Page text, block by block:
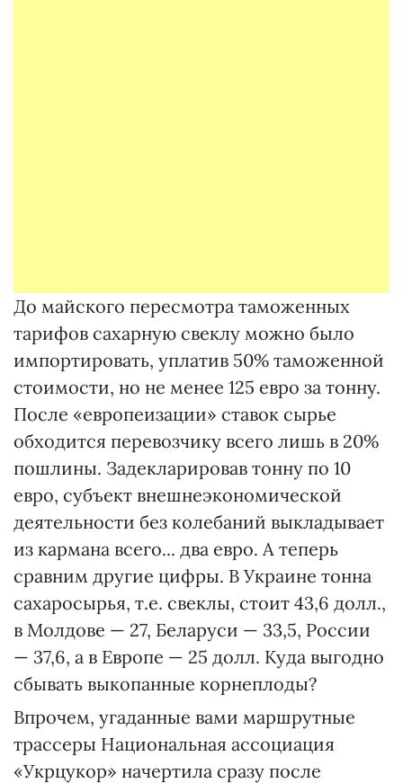
До майского пересмотра таможенных
тарифов сахарную свеклу можно было
импортировать, уплатив 50% таможенной
стоимости, но не менее 125 евро за тонну.
После «европеизации» ставок сырье
обходится перевозчику всего лишь в 20%
пошлины. Задекларировав тонну по 10
евро, субъект внешнеэкономической
деятельности без колебаний выкладывает
из кармана всего... два евро. А теперь
сравним другие цифры. В Украине тонна
сахаросырья, т.е. свеклы, стоит 43,6 долл.,
в Молдове — 27, Беларуси — 33,5, России
— 37,6, а в Европе — 25 долл. Куда выгодно
сбывать выкопанные корнеплоды?
Впрочем, угаданные вами маршрутные
трассеры Национальная ассоциация
«Укрцукор» начертила сразу после